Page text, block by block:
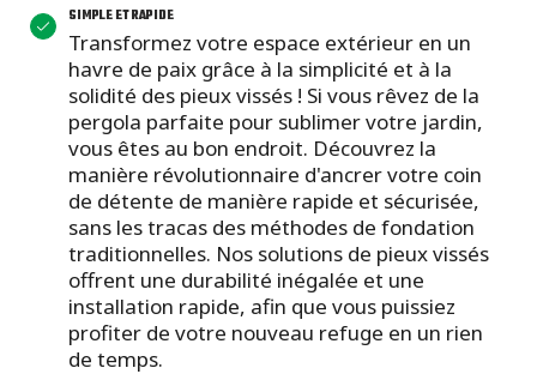
SIMPLE ET RAPIDE
Transformez votre espace extérieur en un
havre de paix grâce à la simplicité et à la
solidité des pieux vissés ! Si vous rêvez de la
pergola parfaite pour sublimer votre jardin,
vous êtes au bon endroit. Découvrez la
manière révolutionnaire d'ancrer votre coin
de détente de manière rapide et sécurisée,
sans les tracas des méthodes de fondation
traditionnelles. Nos solutions de pieux vissés
offrent une durabilité inégalée et une
installation rapide, afin que vous puissiez
profiter de votre nouveau refuge en un rien
de temps.